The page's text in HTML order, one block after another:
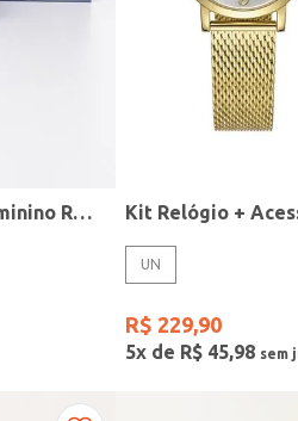
Relógio Smart Condor Feminino ROSE
UN
R$ 229,90
5x de R$ 45,98